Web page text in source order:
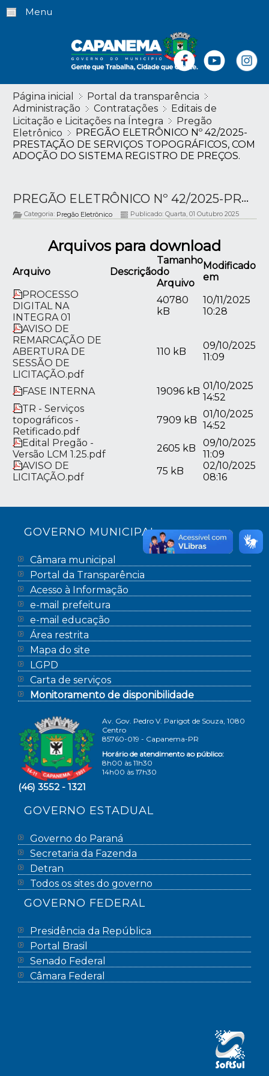
Menu
Página inicial
Portal da transparência
Administração
Contratações
Editais de
Licitação e Licitações na Íntegra
Pregão
Eletrônico
PREGÃO ELETRÔNICO Nº 42/2025-
PRESTAÇÃO DE SERVIÇOS TOPOGRÁFICOS, COM
ADOÇÃO DO SISTEMA REGISTRO DE PREÇOS.
PREGÃO ELETRÔNICO Nº 42/2025-PRESTAÇÃO DE SERVIÇOS TOPOGRÁFICOS, COM ADOÇÃO DO SISTEMA REGISTRO DE PREÇOS.
Categoria: Pregão Eletrônico Publicado: Quarta, 01 Outubro 2025
Arquivos para download
Arquivo Descrição
Tamanho
do
Arquivo
Modificado
em
PROCESSO
DIGITAL NA
INTEGRA 01
40780
kB
10/11/2025
10:28
AVISO DE
REMARCAÇÃO DE
ABERTURA DE
SESSÃO DE
LICITAÇÃO.pdf
110 kB
09/10/2025
11:09
FASE INTERNA 19096 kB 01/10/2025
14:52
TR - Serviços
topográficos -
Retificado.pdf
7909 kB
01/10/2025
14:52
Edital Pregão -
Versão LCM 1.25.pdf
2605 kB
09/10/2025
11:09
AVISO DE
LICITAÇÃO.pdf
75 kB
02/10/2025
08:16
GOVERNO MUNICIPAL
Câmara municipal
Portal da Transparência
Acesso à Informação
e-mail prefeitura
e-mail educação
Área restrita
Mapa do site
LGPD
Carta de serviços
Monitoramento de disponibilidade
Av. Gov. Pedro V. Parigot de Souza, 1080
Centro
85760-019 - Capanema-PR
Horário de atendimento ao público:
8h00 às 11h30
14h00 às 17h30
(46) 3552 - 1321
GOVERNO ESTADUAL
Governo do Paraná
Secretaria da Fazenda
Detran
Todos os sites do governo
GOVERNO FEDERAL
Presidência da República
Portal Brasil
Senado Federal
Câmara Federal